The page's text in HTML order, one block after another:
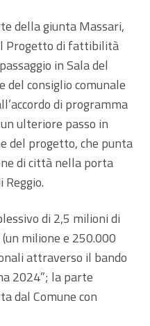
della giunta Massari,
Progetto di fattibilità
in Sala del
del consiglio comunale
di programma
ulteriore passo in
del progetto, che punta
di città nella porta
Reggio.
di 2,5 milioni di
milione e 250.000
attraverso il bando
2024”; la parte
dal Comune con